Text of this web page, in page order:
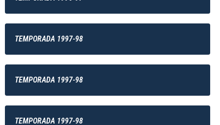
TEMPORADA 1997-98
TEMPORADA 1997-98
TEMPORADA 1997-98